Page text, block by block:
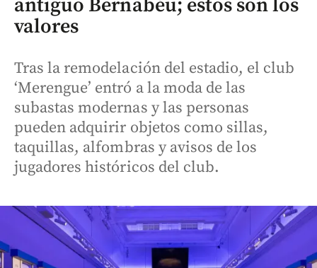
antiguo Bernabéu; estos son los
valores
Tras la remodelación del estadio, el club
‘Merengue’ entró a la moda de las
subastas modernas y las personas
pueden adquirir objetos como sillas,
taquillas, alfombras y avisos de los
jugadores históricos del club.